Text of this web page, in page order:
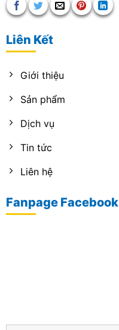
Liên Kết
Giới thiệu
Sản phẩm
Dịch vụ
Tin tức
Liên hệ
Fanpage Facebook